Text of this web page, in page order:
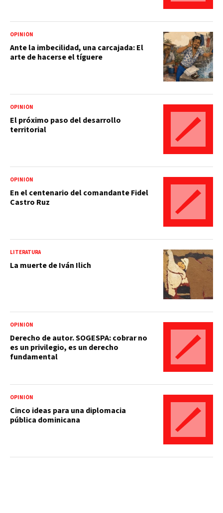
OPINIÓN
Ante la imbecilidad, una carcajada: El
arte de hacerse el tíguere
OPINIÓN
El próximo paso del desarrollo
territorial
OPINIÓN
En el centenario del comandante Fidel
Castro Ruz
LITERATURA
La muerte de Iván Ilich
OPINIÓN
Derecho de autor. SOGESPA: cobrar no
es un privilegio, es un derecho
fundamental
OPINIÓN
Cinco ideas para una diplomacia
pública dominicana